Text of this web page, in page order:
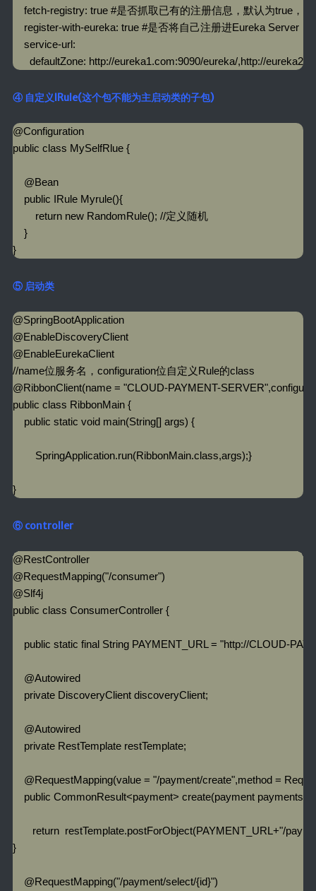
fetch-registry: true #是否抓取已有的注册信息，默认为
    register-with-eureka: true #是否将自己注册进Eureka Server
    service-url:
defaultZone: http://eureka1.com:9090/eureka/,http://
④ 自定义IRule(这个包不能为主启动类的子包)
@Configuration
public class MySelfRlue {
    @Bean
    public IRule Myrule(){
        return new RandomRule(); //定义随机
    }
}
⑤ 启动类
@SpringBootApplication
@EnableDiscoveryClient
@EnableEurekaClient
//name位服务名，configuration位自定义Rule的class
@RibbonClient(name = "CLOUD-PAYMENT-
public class RibbonMain {
    public static void main(String[] args) {
        SpringApplication.run(RibbonMain.class,args);}
}
⑥ controller
@RestController
@RequestMapping("/consumer")
@Slf4j
public class ConsumerController {
public static final String PAYMENT_URL = "http://CLOUD-
    @Autowired
    private DiscoveryClient discoveryClient;
    @Autowired
    private RestTemplate restTemplate;
@RequestMapping(value = "/payment/create",method =
    public CommonResult<payment> create(payment payments){
return  restTemplate.postForObject(PAYMENT_URL+"/
}
    @RequestMapping("/payment/select/{id}")